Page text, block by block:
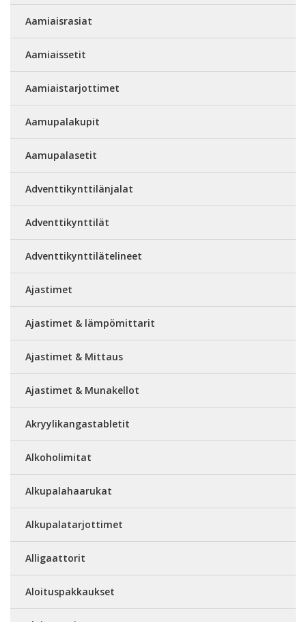
Aamiaisrasiat
Aamiaissetit
Aamiaistarjottimet
Aamupalakupit
Aamupalasetit
Adventtikynttilänjalat
Adventtikynttilät
Adventtikynttilätelineet
Ajastimet
Ajastimet & lämpömittarit
Ajastimet & Mittaus
Ajastimet & Munakellot
Akryylikangastabletit
Alkoholimitat
Alkupalahaarukat
Alkupalatarjottimet
Alligaattorit
Aloituspakkaukset